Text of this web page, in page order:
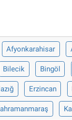
Afyonkarahisar
Bilecik Bingöl
Erzincan